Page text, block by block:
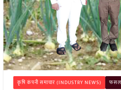
कृषि कंपनी समाचार (INDUSTRY NEWS) फसल